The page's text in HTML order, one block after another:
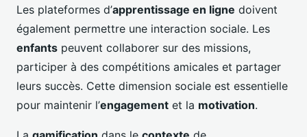
Les plateformes d’apprentissage en ligne doivent
également permettre une interaction sociale. Les
enfants peuvent collaborer sur des missions,
participer à des compétitions amicales et partager
leurs succès. Cette dimension sociale est essentielle
pour maintenir l’engagement et la motivation.